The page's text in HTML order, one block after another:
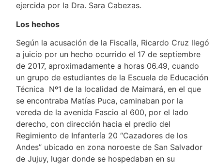
ejercida por la Dra. Sara Cabezas.
Los hechos
Según la acusación de la Fiscalía, Ricardo Cruz llegó
a juicio por un hecho ocurrido el 17 de septiembre
de 2017, aproximadamente a horas 06.49, cuando
un grupo de estudiantes de la Escuela de Educación
Técnica Nº1 de la localidad de Maimará, en el que
se encontraba Matías Puca, caminaban por la
vereda de la avenida Fascio al 600, por el lado
derecho, con dirección hacia el predio del
Regimiento de Infantería 20 “Cazadores de los
Andes” ubicado en zona noroeste de San Salvador
de Jujuy, lugar donde se hospedaban en su